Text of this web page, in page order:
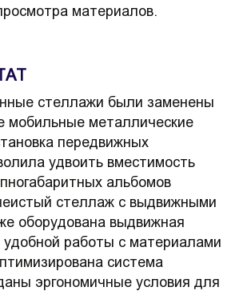
материалов.
стеллажи были заменены
мобильные металлические
передвижных
удвоить вместимость
альбомов
стеллаж с выдвижными
оборудована выдвижная
удобной работы с материалами
система
эргономичные условия для